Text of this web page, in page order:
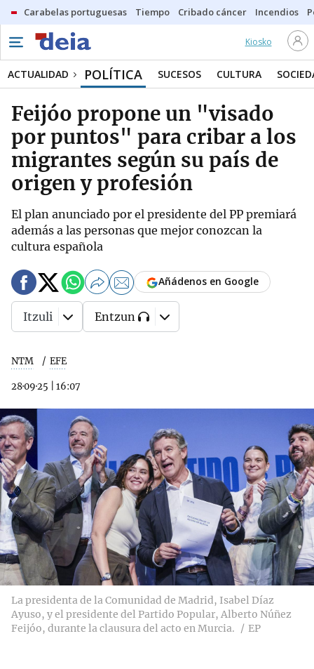
Carabelas portuguesas Tiempo Cribado cáncer Incendios
Kiosko
ACTUALIDAD POLÍTICA SUCESOS CULTURA
Feijóo propone un "visado
por puntos" para cribar a los
migrantes según su país de
origen y profesión
El plan anunciado por el presidente del PP premiará
además a las personas que mejor conozcan la
cultura española
NTM EFE
28·09·25 16:07
Añádenos en Google
Itzuli Entzun
La presidenta de la Comunidad de Madrid, Isabel Díaz
Ayuso, y el presidente del Partido Popular, Alberto Núñez
Feijóo, durante la clausura del acto en Murcia.
EP